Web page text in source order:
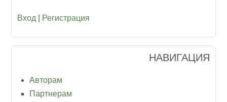
Вход Регистрация
НАВИГАЦИЯ
Авторам
Партнерам